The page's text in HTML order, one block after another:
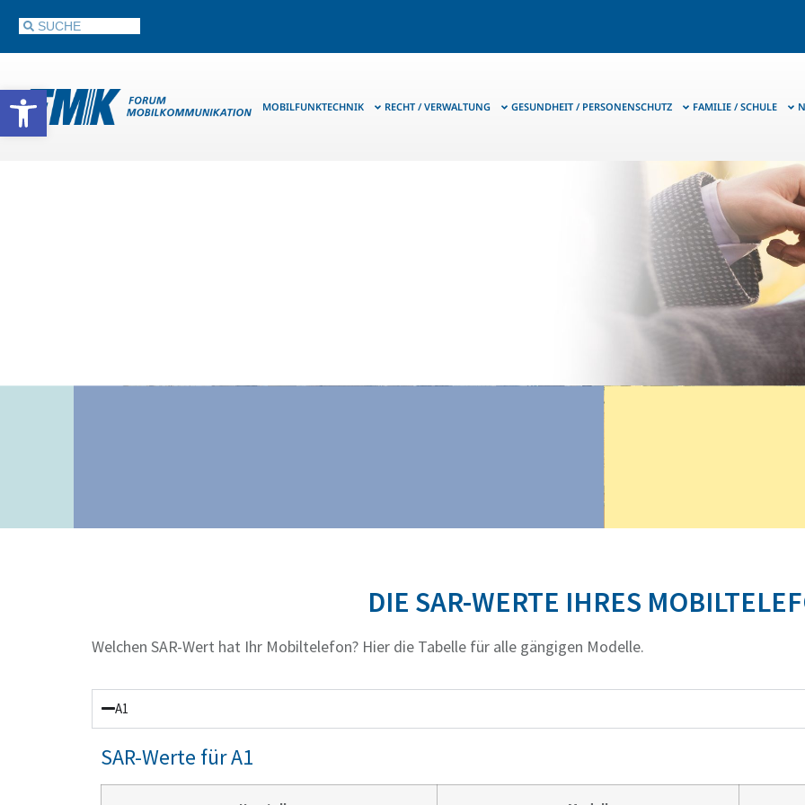
Werkzeugleiste öffnenMOBILFUNKTECHNIK RECHT / VERWALTUNG GESUNDHEIT / PERSONENSCHUTZ FAMILIE / SCHULE
DIE SAR-WERTE IHRES
Welchen SAR-Wert hat Ihr Mobiltelefon? Hier die Tabelle für alle gängigen Modelle.
A1
SAR-Werte für A1